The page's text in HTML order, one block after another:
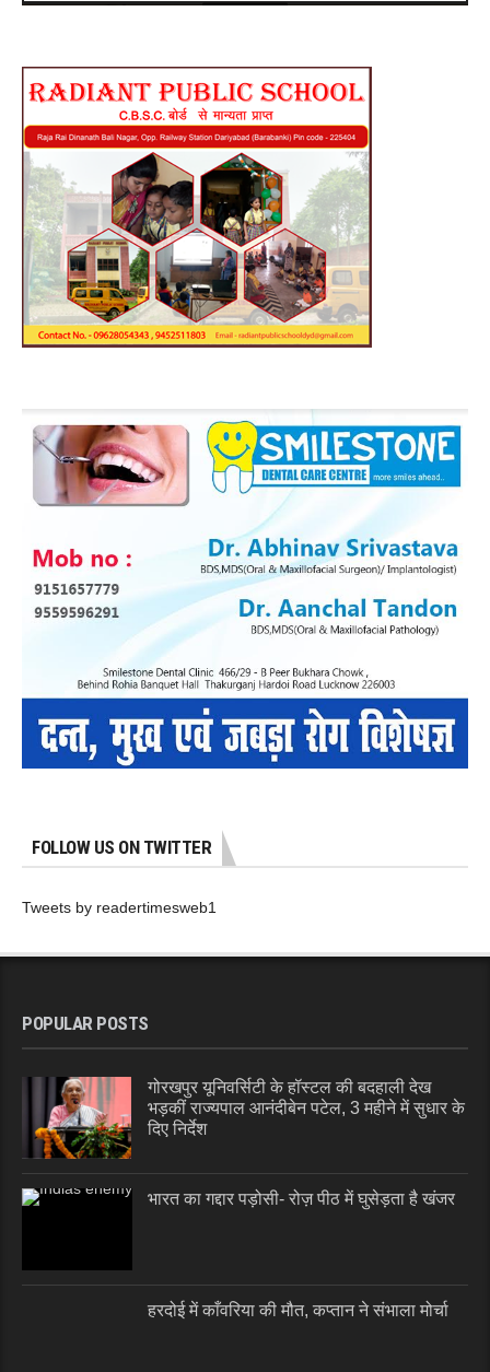
FOLLOW US ON TWITTER
Tweets by readertimesweb1
POPULAR POSTS
गोरखपुर यूनिवर्सिटी के हॉस्टल की बदहाली देख
भड़कीं राज्यपाल आनंदीबेन पटेल, 3 महीने में सुधार के
दिए निर्देश
भारत का गद्दार पड़ोसी- रोज़ पीठ में घुसेड़ता है खंजर
हरदोई में काँवरिया की मौत, कप्तान ने संभाला मोर्चा